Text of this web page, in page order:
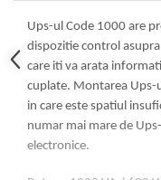
Deep Cycle - Tractiune/
Tractiune
Marine & Caravan
APC
Pachete acumulatori
Ups-ul Code 1000 are
dispozitie control
care iti va arata
cuplate. Montarea Ups-
in care este spatiul
numar mai mare de
electronice.